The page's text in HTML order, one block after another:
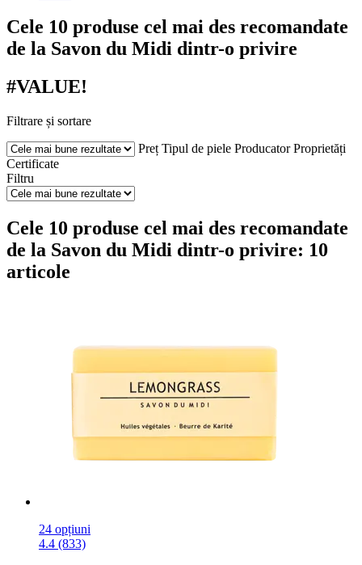
Cele 10 produse cel mai des recomandate
de la Savon du Midi dintr-o privire
#VALUE!
Filtrare și sortare
Preț Tipul de piele Producator Proprietăți
Certificate
Filtru
Cele 10 produse cel mai des recomandate
de la Savon du Midi dintr-o privire: 10
articole
24 opțiuni
4.4 (833)